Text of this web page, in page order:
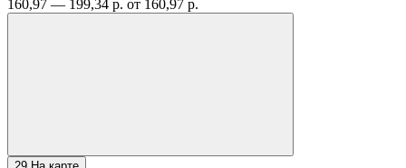
160,97 — 199,34 р. от 160,97 р.